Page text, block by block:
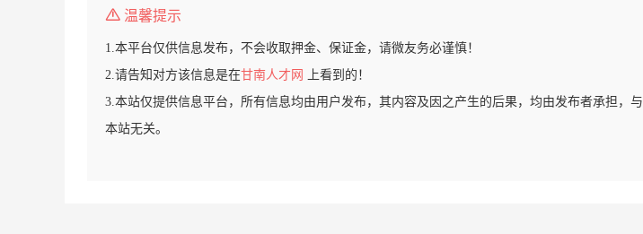
温馨提示
1.本平台仅供信息发布，不会收取押金、保证金，请微友务必谨慎！
2.请告知对方该信息是在甘南人才网
上看到的！
3.本站仅提供信息平台，所有信息均由用户发布，其内容及因之产生的后果，均由发布者承担，与
本站无关。